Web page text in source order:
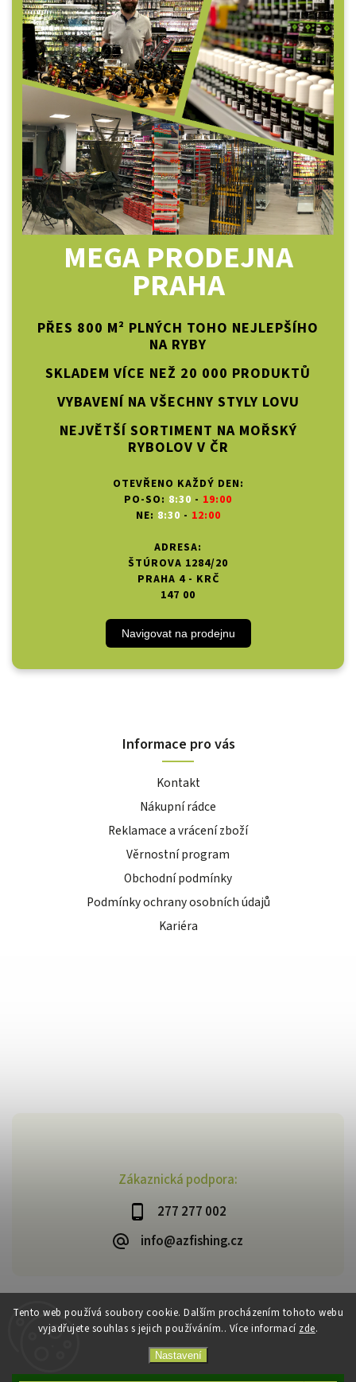
Tento web používá soubory cookie. Dalším procházením tohoto webu
vyjadřujete souhlas s jejich používáním.. Více informací zde.
Nastavení
Zákaznická podpora:
277 277 002
info@azfishing.cz
MEGA PRODEJNA
PRAHA
PŘES 800 M² PLNÝCH TOHO NEJLEPŠÍHO
NA RYBY
SKLADEM VÍCE NEŽ 20 000 PRODUKTŮ
VYBAVENÍ NA VŠECHNY STYLY LOVU
NEJVĚTŠÍ SORTIMENT NA MOŘSKÝ
RYBOLOV V ČR
OTEVŘENO KAŽDÝ DEN:
PO-SO: 8:30 - 19:00
NE: 8:30 - 12:00
ADRESA:
ŠTÚROVA 1284/20
PRAHA 4 - KRČ
147 00
Navigovat na prodejnu
Informace pro vás
Kontakt
Nákupní rádce
Reklamace a vrácení zboží
Věrnostní program
Obchodní podmínky
Podmínky ochrany osobních údajů
Kariéra
Copyright 2026AzFishing.cz. Všechna práva vyhrazena.
VytvořilShoptet| Design